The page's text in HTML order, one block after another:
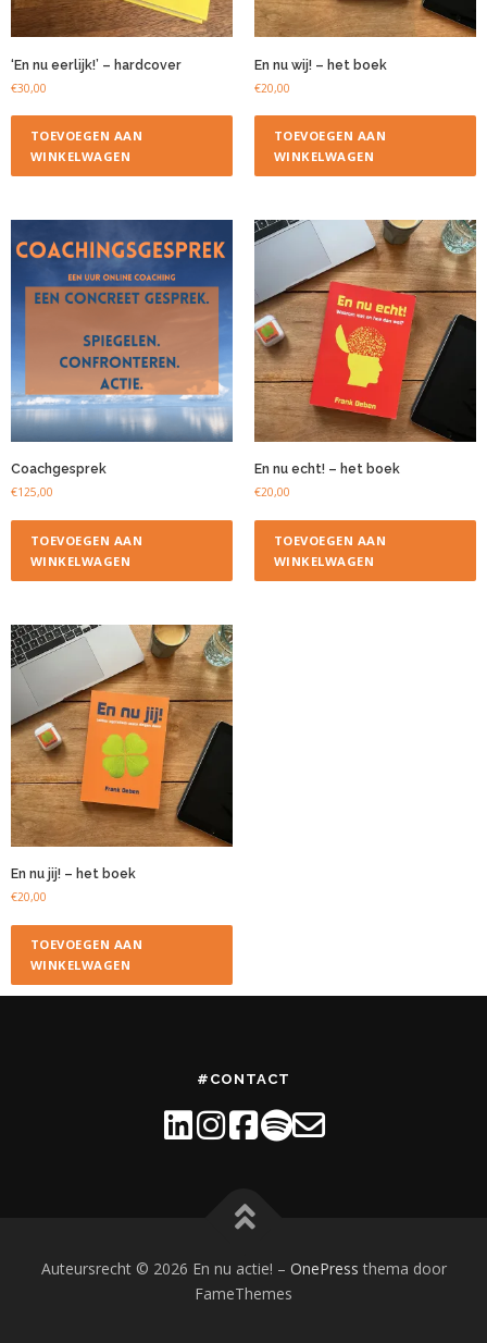
‘En nu eerlijk!’ – hardcover
€30,00
TOEVOEGEN AAN
WINKELWAGEN
En nu wij! – het boek
€20,00
TOEVOEGEN AAN
WINKELWAGEN
Coachgesprek
€125,00
TOEVOEGEN AAN
WINKELWAGEN
En nu echt! – het boek
€20,00
TOEVOEGEN AAN
WINKELWAGEN
En nu jij! – het boek
€20,00
TOEVOEGEN AAN
WINKELWAGEN
#CONTACT
Auteursrecht © 2026 En nu actie! – OnePress thema door
FameThemes